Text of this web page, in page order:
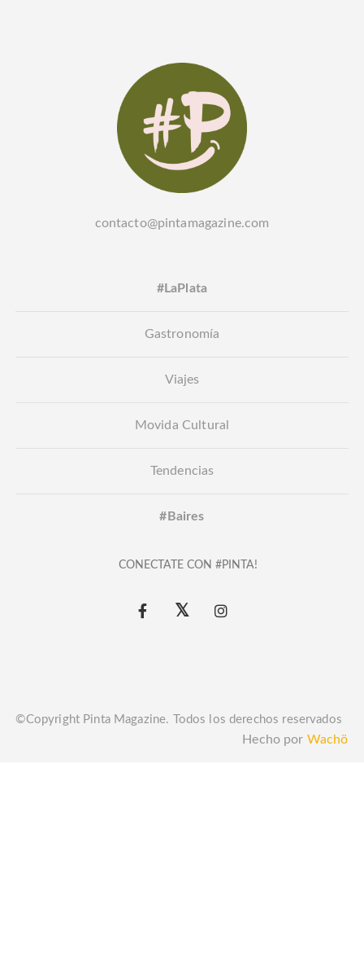
contacto@pintamagazine.com
#LaPlata
Gastronomía
Viajes
Movida Cultural
Tendencias
#Baires
CONECTATE CON #PINTA!
©Copyright Pinta Magazine. Todos los derechos reservados
Hecho por Wachö